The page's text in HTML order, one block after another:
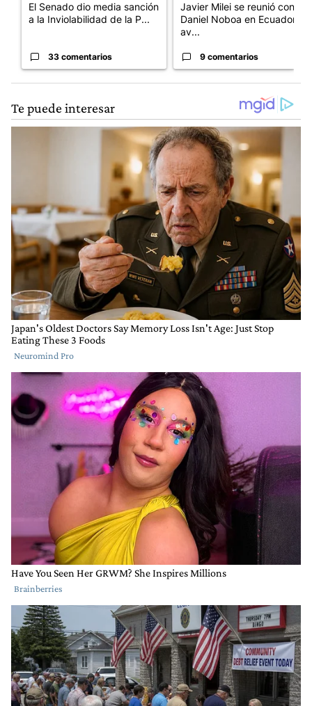
El Senado dio media sanción
a la Inviolabilidad de la P...
33 comentarios
Javier Milei se reunió con
Daniel Noboa en Ecuador y
av...
9 comentarios